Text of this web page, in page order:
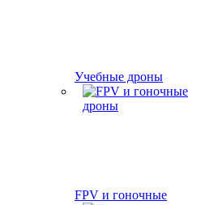
Учебные дроны
FPV и гоночные